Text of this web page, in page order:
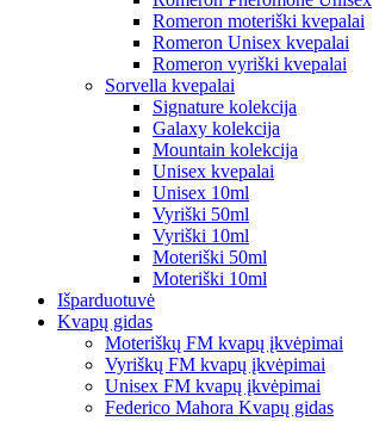
Romeron moteriški kvepalai
Romeron Unisex kvepalai
Romeron vyriški kvepalai
Sorvella kvepalai
Signature kolekcija
Galaxy kolekcija
Mountain kolekcija
Unisex kvepalai
Unisex 10ml
Vyriški 50ml
Vyriški 10ml
Moteriški 50ml
Moteriški 10ml
Išparduotuvė
Kvapų gidas
Moteriškų FM kvapų įkvėpimai
Vyriškų FM kvapų įkvėpimai
Unisex FM kvapų įkvėpimai
Federico Mahora Kvapų gidas